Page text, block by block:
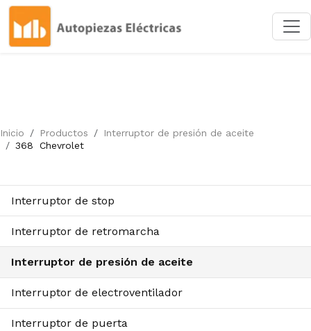
Inicio Productos
Interruptor de presión de aceite
368
Chevrolet
Interruptor de stop
Interruptor de retromarcha
Interruptor de presión de aceite
Interruptor de electroventilador
Interruptor de puerta